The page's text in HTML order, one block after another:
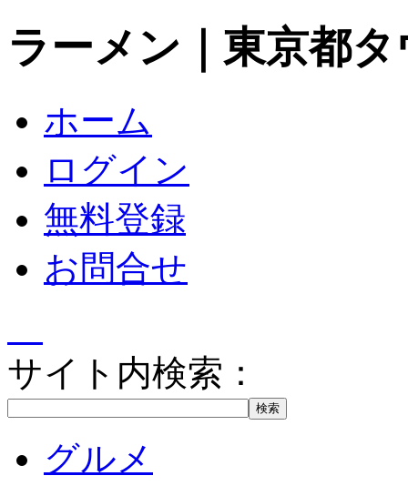
ラーメン｜東京都
ホーム
ログイン
無料登録
お問合せ
サイト内検索：
グルメ